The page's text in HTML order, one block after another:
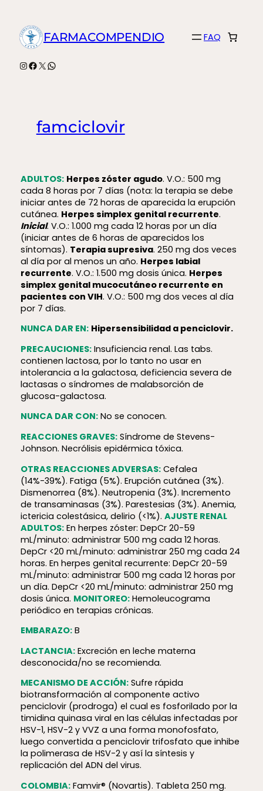
contenidoFARMACOMPENDIO FAQ
Instagram
Facebook
X WhatsApp
famciclovir
ADULTOS: Herpes zóster agudo. V.O.: 500 mg
cada 8 horas por 7 días (nota: la terapia se debe
iniciar antes de 72 horas de aparecida la erupción
cutánea. Herpes simplex genital recurrente.
Inicial. V.O.: 1.000 mg cada 12 horas por un día
(iniciar antes de 6 horas de aparecidos los
síntomas). Terapia supresiva. 250 mg dos veces
al día por al menos un año. Herpes labial
recurrente. V.O.: 1.500 mg dosis única. Herpes
simplex genital mucocutáneo recurrente en
pacientes con VIH. V.O.: 500 mg dos veces al día
por 7 días.
NUNCA DAR EN: Hiper­sen­si­bi­lidad a penciclovir.
PRECAUCIONES:Insuficiencia renal. Las tabs.
contienen lactosa, por lo tanto no usar en
intolerancia a la galactosa, deficiencia severa de
lactasas o síndromes de malabsorción de
glucosa-galactosa.
NUNCA DAR CON:No se conocen.
REACCIONES GRAVES:Síndrome de Stevens-
Johnson. Necrólisis epidérmica tóxica.
OTRAS REACCIONES ADVERSAS:Cefalea
(14%-39%). Fatiga (5%). Erupción cutánea (3%).
Dismenorrea (8%). Neutropenia (3%). Incremento
de transaminasas (3%). Parestesias (3%). Anemia,
ictericia colestásica, delirio (<1%). AJUSTE RENAL
ADULTOS:En herpes zóster: DepCr 20-59
mL/minuto: administrar 500 mg cada 12 horas.
DepCr <20 mL/minuto: administrar 250 mg cada 24
horas. En herpes genital recurrente: DepCr 20-59
mL/minuto: administrar 500 mg cada 12 horas por
un día. DepCr <20 mL/minuto: administrar 250 mg
dosis única. MONITOREO:Hemoleucograma
periódico en terapias crónicas.
EMBARAZO:B
LACTANCIA:Excreción en leche materna
desconocida/no se recomienda.
MECANISMO DE ACCIÓN:Sufre rápida
biotransformación al componente activo
penciclovir (prodroga) el cual es fosforilado por la
timidina quinasa viral en las células infectadas por
HSV-1, HSV-2 y VVZ a una forma monofosfato,
luego convertida a penciclovir trifosfato que inhibe
la polimerasa de HSV-2 y así la síntesis y
replicación del ADN del virus.
COLOMBIA:Famvir® (Novartis). Tableta 250 mg.